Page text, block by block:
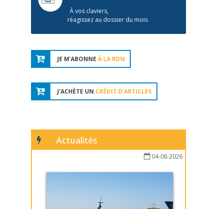
À vos claviers,
réagissez au dossier du mois
JE M'ABONNE À LA RDN
J'ACHÈTE UN CRÉDIT D'ARTICLES
Actualités
04-08-2026